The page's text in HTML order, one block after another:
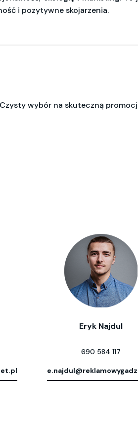
i pozytywne skojarzenia.
Czysty wybór na skuteczną
Eryk Najdul
690 584 117